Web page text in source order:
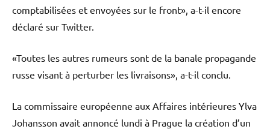
comptabilisées et envoyées sur le front», a-t-il encore
déclaré sur Twitter.
«Toutes les autres rumeurs sont de la banale propagande
russe visant à perturber les livraisons», a-t-il conclu.
La commissaire européenne aux Affaires intérieures Ylva
Johansson avait annoncé lundi à Prague la création d’un